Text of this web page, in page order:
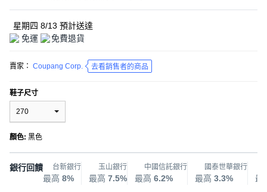
星期四 8/13 預計送達
免運
免費退貨
賣家： Coupang Corp. 去看銷售者的商品
鞋子尺寸
270
顏色: 黑色
銀行回饋 台新銀行
最高 8%
玉山銀行
最高 7.5%
中國信託銀行
最高 6.2%
國泰世華銀行
最高 3.3% 最